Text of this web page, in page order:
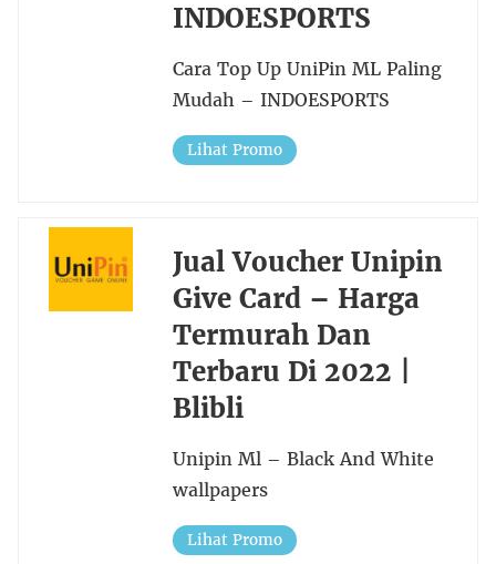
INDOESPORTS
Cara Top Up UniPin ML Paling
Mudah – INDOESPORTS
Lihat Promo
Jual Voucher Unipin
Give Card – Harga
Termurah Dan
Terbaru Di 2022 |
Blibli
Unipin Ml – Black And White
wallpapers
Lihat Promo